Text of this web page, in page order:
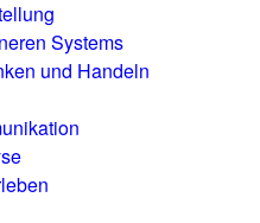
Systems
und Handeln